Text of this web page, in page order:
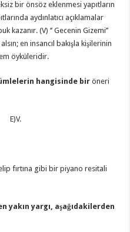
bir önsöz eklenmesi yapıtların
aydınlatıcı açıklamalar
(V) ‘’ Gecenin Gizemi’’
en insancıl bakışla kişilerinin
öyküleridir.
hangisinde biröneri
fırtına gibi bir piyano resitali
yakın yargı, aşağıdakilerden